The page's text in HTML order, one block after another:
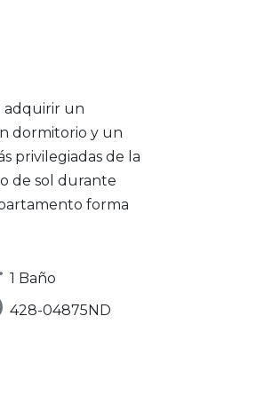
adquirir un
dormitorio y un
privilegiadas de la
de sol durante
forma
1 Baño
428-04875ND